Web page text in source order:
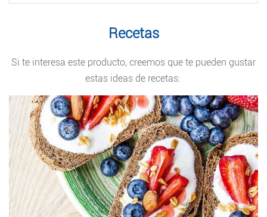
Recetas
Si te interesa este producto, creemos que te pueden gustar
estas ideas de recetas: